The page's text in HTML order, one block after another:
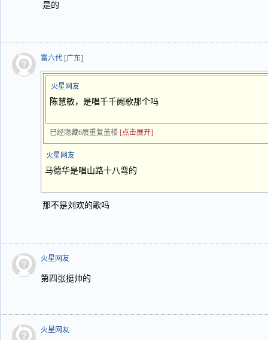
是的
富六代 [广东]
火星网友
陈慧敏，是唱千千阙歌那个吗
已经隐藏6层重复盖楼 [点击展开]
火星网友
马德华是唱山路十八弯的
那不是刘欢的歌吗
火星网友
第四张挺帅的
火星网友